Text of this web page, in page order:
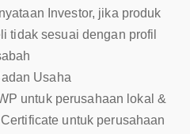
Investor, jika produk
tidak sesuai dengan profil
Usaha
untuk perusahaan lokal &
untuk perusahaan